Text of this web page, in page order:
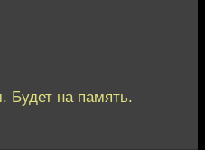
Будет на память.